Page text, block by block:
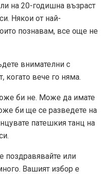
на 20-годишна възраст
Някои от най-
познавам, все още не
внимателни с
когато вече го няма.
би не. Може да имате
би ще се разведете на
патешкия танц на
поздравявайте или
Вашият избор е